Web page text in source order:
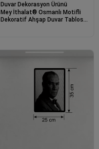
Duvar Dekorasyon Ürünü
Mey İthalat® Osmanlı Motifli
Dekoratif Ahşap Duvar Tablosu